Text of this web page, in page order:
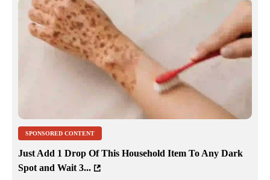
SPONSORED CONTENT
Just Add 1 Drop Of This Household Item To Any Dark
Spot and Wait 3...